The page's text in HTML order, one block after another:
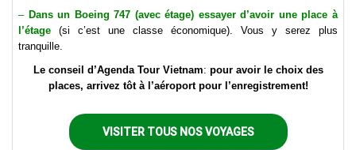
– Dans un Boeing 747 (avec étage) essayer d’avoir une place à
l’étage (si c’est une classe économique). Vous y serez plus
tranquille.
Le conseil d’Agenda Tour Vietnam: pour avoir le choix des
places, arrivez tôt à l’aéroport pour l’enregistrement!
VISITER TOUS NOS VOYAGES